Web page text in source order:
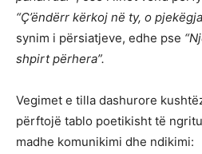
“Ç’ëndërr kërkoj në ty, o
synim i përsiatjeve, edhe pse
shpirt përhera”.
Vegimet e tilla dashurore
përftojë tablo poetikisht të
madhe komunikimi dhe ndikimi: